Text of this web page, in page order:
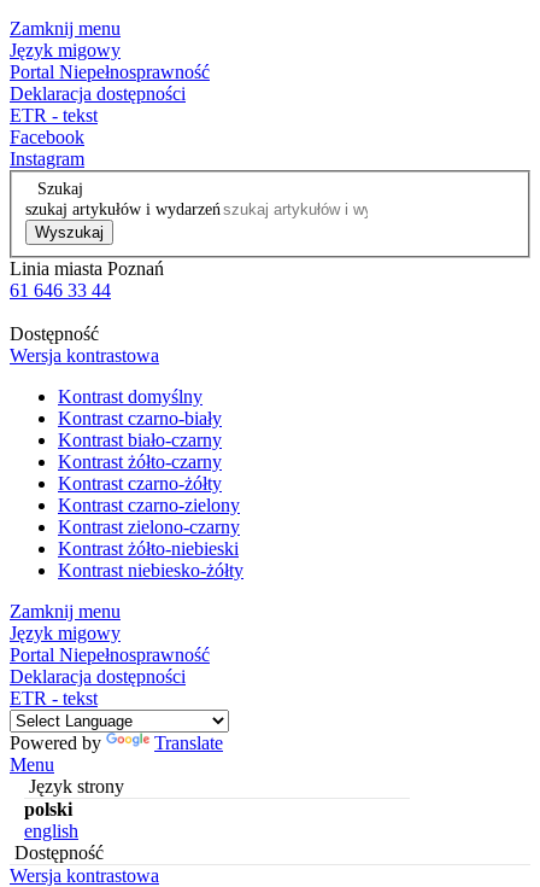
Zamknij menu
Język migowy
Portal Niepełnosprawność
Deklaracja dostępności
ETR - tekst
Facebook
Instagram
Szukaj
szukaj artykułów i wydarzeń
Wyszukaj
Linia miasta Poznań
61 646 33 44
Dostępność
Wersja kontrastowa
Kontrast domyślny
Kontrast czarno-biały
Kontrast biało-czarny
Kontrast żółto-czarny
Kontrast czarno-żółty
Kontrast czarno-zielony
Kontrast zielono-czarny
Kontrast żółto-niebieski
Kontrast niebiesko-żółty
Zamknij menu
Język migowy
Portal Niepełnosprawność
Deklaracja dostępności
ETR - tekst
Powered by
Translate
Menu
Język strony
polski
english
Dostępność
Wersja kontrastowa